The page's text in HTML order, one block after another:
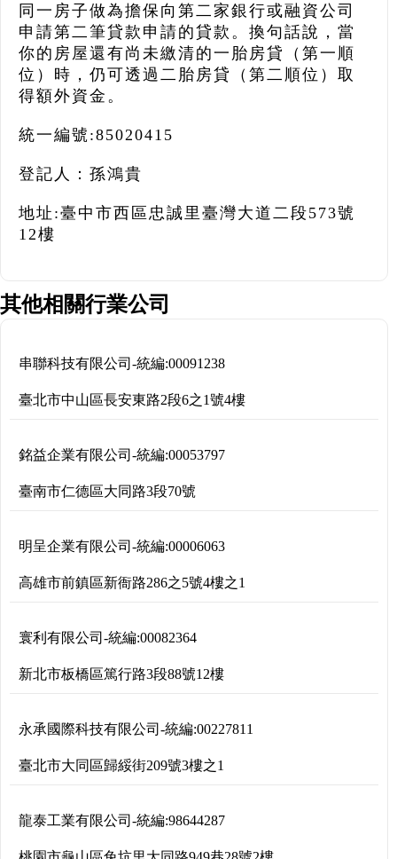
同一房子做為擔保向第二家銀行或融資公司
申請第二筆貸款申請的貸款。換句話說，當
你的房屋還有尚未繳清的一胎房貸（第一順
位）時，仍可透過二胎房貸（第二順位）取
得額外資金。
統一編號:85020415
登記人：孫鴻貴
地址:臺中市西區忠誠里臺灣大道二段573號
12樓
其他相關行業公司
串聯科技有限公司 -統編:00091238
臺北市中山區長安東路2段6之1號4樓
銘益企業有限公司 -統編:00053797
臺南市仁德區大同路3段70號
明呈企業有限公司 -統編:00006063
高雄市前鎮區新衙路286之5號4樓之1
寰利有限公司 -統編:00082364
新北市板橋區篤行路3段88號12樓
永承國際科技有限公司 -統編:00227811
臺北市大同區歸綏街209號3樓之1
龍泰工業有限公司 -統編:98644287